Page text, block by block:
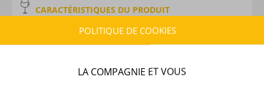
CARACTÉRISTIQUES DU PRODUIT
Rhum agricole
200CL
POLITIQUE DE COOKIES
LA COMPAGNIE ET VOUS